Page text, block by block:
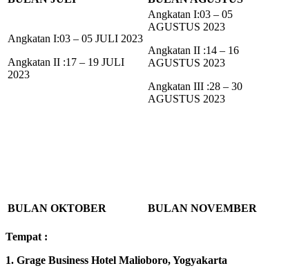
Angkatan I:03 – 05 JULI 2023
Angkatan II :17 – 19 JULI
2023
Angkatan I:03 – 05
AGUSTUS 2023
Angkatan II :14 – 16
AGUSTUS 2023
Angkatan III :28 – 30
AGUSTUS 2023
BULAN OKTOBER BULAN NOVEMBER
Tempat :
1. Grage Business Hotel Malioboro, Yogyakarta